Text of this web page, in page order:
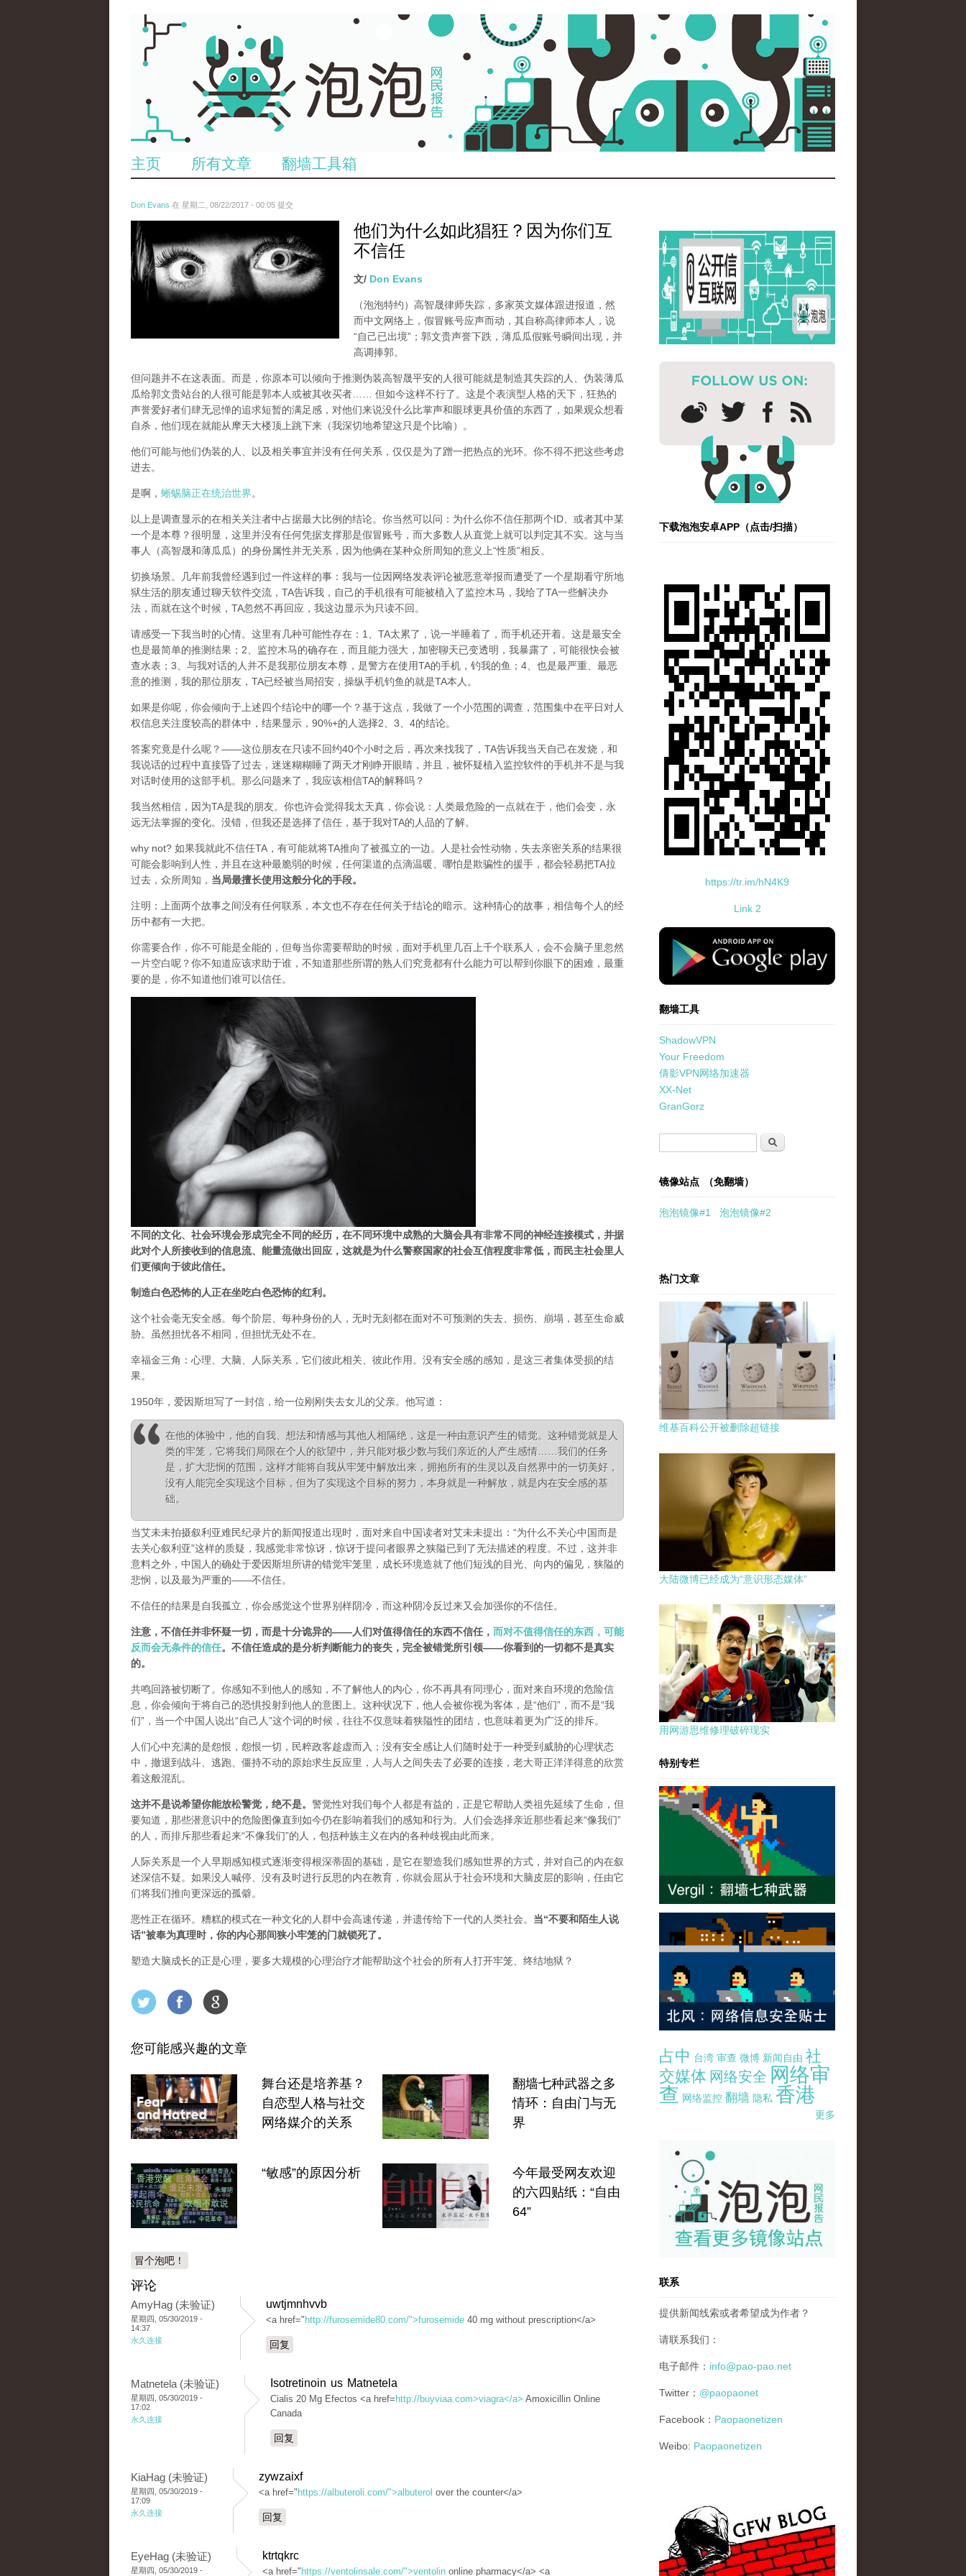
主页 所有文章 翻墙工具箱
Don Evans 在 星期二, 08/22/2017 - 00:05 提交
wechatimg28.jpeg
他们为什么如此猖狂？因为你们互
不信任
文/ Don Evans
（泡泡特约） 高智晟律师失踪，多家英文媒体跟进报道，然
而中文网络上，假冒账号应声而动，其自称高律师本人，说
“自己已出境”；郭文贵声誉下跌，薄瓜瓜假账号瞬间出现，并
高调捧郭。
但问题并不在这表面。而是，你原本可以倾向于推测伪装高智晟平安的人很可能就是制造其失踪的人、伪装薄瓜
瓜给郭文贵站台的人很可能是郭本人或被其收买者…… 但如今这样不行了。这是个表演型人格的天下，狂热的
声誉爱好者们肆无忌惮的追求短暂的满足感，对他们来说没什么比掌声和眼球更具价值的东西了，如果观众想看
自杀，他们现在就能从摩天大楼顶上跳下来（我深切地希望这只是个比喻）。
他们可能与他们伪装的人、以及相关事宜并没有任何关系，仅仅是为了蹭一把热点的光环。你不得不把这些考虑
进去。
是啊， 蜥蜴脑正在统治世界。
以上是调查显示的在相关关注者中占据最大比例的结论。你当然可以问：为什么你不信任那两个ID、或者其中某
一个是本尊？很明显，这里并没有任何凭据支撑那是假冒账号，而大多数人从直觉上就可以判定其不实。这与当
事人（高智晟和薄瓜瓜）的身份属性并无关系，因为他俩在某种众所周知的意义上“性质”相反。
切换场景。几年前我曾经遇到过一件这样的事：我与一位因网络发表评论被恶意举报而遭受了一个星期看守所地
狱生活的朋友通过聊天软件交流，TA告诉我，自己的手机很有可能被植入了监控木马，我给了TA一些解决办
法，而就在这个时候，TA忽然不再回应，我这边显示为只读不回。
请感受一下我当时的心情。这里有几种可能性存在：1、TA太累了，说一半睡着了，而手机还开着。这是最安全
也是最简单的推测结果；2、监控木马的确存在，而且能力强大，加密聊天已变透明，我暴露了，可能很快会被
查水表；3、与我对话的人并不是我那位朋友本尊，是警方在使用TA的手机，钓我的鱼；4、也是最严重、最恶
意的推测，我的那位朋友，TA已经被当局招安，操纵手机钓鱼的就是TA本人。
如果是你呢，你会倾向于上述四个结论中的哪一个？基于这点，我做了一个小范围的调查，范围集中在平日对人
权信息关注度较高的群体中，结果显示，90%+的人选择2、3、4的结论。
答案究竟是什么呢？——这位朋友在只读不回约40个小时之后，再次来找我了，TA告诉我当天自己在发烧，和
我说话的过程中直接昏了过去，迷迷糊糊睡了两天才刚睁开眼睛，并且，被怀疑植入监控软件的手机并不是与我
对话时使用的这部手机。那么问题来了，我应该相信TA的解释吗？
我当然相信，因为TA是我的朋友。你也许会觉得我太天真，你会说：人类最危险的一点就在于，他们会变，永
远无法掌握的变化。没错，但我还是选择了信任，基于我对TA的人品的了解。
why not? 如果我就此不信任TA，有可能就将TA推向了被孤立的一边。人是社会性动物，失去亲密关系的结果很
可能会影响到人性，并且在这种最脆弱的时候，任何渠道的点滴温暖、哪怕是欺骗性的援手，都会轻易把TA拉
过去，众所周知， 当局最擅长使用这般分化的手段。
注明：上面两个故事之间没有任何联系，本文也不存在任何关于结论的暗示。这种猜心的故事，相信每个人的经
历中都有一大把。
你需要合作，你不可能是全能的，但每当你需要帮助的时候，面对手机里几百上千个联系人，会不会脑子里忽然
一片空白呢？你不知道应该求助于谁，不知道那些所谓的熟人们究竟都有什么能力可以帮到你眼下的困难，最重
要的是，你不知道他们谁可以信任。
不同的文化、社会环境会形成完全不同的经历，在不同环境中成熟的大脑会具有非常不同的神经连接模式，并据
此对个人所接收到的信息流、能量流做出回应，这就是为什么警察国家的社会互信程度非常低，而民主社会里人
们更倾向于彼此信任。
制造白色恐怖的人正在坐吃白色恐怖的红利。
这个社会毫无安全感。每个阶层、每种身份的人，无时无刻都在面对不可预测的失去、损伤、崩塌，甚至生命威
胁。虽然担忧各不相同，但担忧无处不在。
幸福金三角：心理、大脑、人际关系，它们彼此相关、彼此作用。没有安全感的感知，是这三者集体受损的结
果。
1950年，爱因斯坦写了一封信，给一位刚刚失去女儿的父亲。他写道：
在他的体验中，他的自我、想法和情感与其他人相隔绝，这是一种由意识产生的错觉。这种错觉就是人
类的牢笼，它将我们局限在个人的欲望中，并只能对极少数与我们亲近的人产生感情……我们的任务
是，扩大悲悯的范围，这样才能将自我从牢笼中解放出来，拥抱所有的生灵以及自然界中的一切美好，
没有人能完全实现这个目标，但为了实现这个目标的努力，本身就是一种解放，就是内在安全感的基
础。
当艾未未拍摄叙利亚难民纪录片的新闻报道出现时，面对来自中国读者对艾未未提出：“为什么不关心中国而是
去关心叙利亚”这样的质疑，我感觉非常惊讶，惊讶于提问者眼界之狭隘已到了无法描述的程度。不过，这并非
意料之外，中国人的确处于爱因斯坦所讲的错觉牢笼里，成长环境造就了他们短浅的目光、向内的偏见，狭隘的
悲悯，以及最为严重的——不信任。
不信任的结果是自我孤立，你会感觉这个世界别样阴冷，而这种阴冷反过来又会加强你的不信任。
注意，不信任并非怀疑一切，而是十分诡异的——人们对值得信任的东西不信任， 而对不值得信任的东西，可能
反而会无条件的信任。不信任造成的是分析判断能力的丧失，完全被错觉所引领——你看到的一切都不是真实
的。
共鸣回路被切断了。你感知不到他人的感知，不了解他人的内心，你不再具有同理心，面对来自环境的危险信
息，你会倾向于将自己的恐惧投射到他人的意图上。这种状况下，他人会被你视为客体，是“他们”，而不是“我
们”， 当一个中国人说出“自己人”这个词的时候，往往不仅意味着狭隘性的团结，也意味着更为广泛的排斥。
人们心中充满的是怨恨，怨恨一切，民粹政客趁虚而入；没有安全感让人们随时处于一种受到威胁的心理状态
中，撤退到战斗、逃跑、僵持不动的原始求生反应里，人与人之间失去了必要的连接，老大哥正洋洋得意的欣赏
着这般混乱。
这并不是说希望你能放松警觉，绝不是。 警觉性对我们每个人都是有益的，正是它帮助人类祖先延续了生命，但
要知道，那些潜意识中的危险图像直到如今仍在影响着我们的感知和行为。人们会选择亲近那些看起来“像我们”
的人，而排斥那些看起来“不像我们”的人，包括种族主义在内的各种歧视由此而来。
人际关系是一个人早期感知模式逐渐变得根深蒂固的基础，是它在塑造我们感知世界的方式，并对自己的内在叙
述深信不疑。如果没人喊停、没有及时进行反思的内在教育，你就会屈从于社会环境和大脑皮层的影响，任由它
们将我们推向更深远的孤僻。
恶性正在循环。糟糕的模式在一种文化的人群中会高速传递，并遗传给下一代的人类社会。 当“不要和陌生人说
话”被奉为真理时，你的内心那间狭小牢笼的门就锁死了。
塑造大脑成长的正是心理，要多大规模的心理治疗才能帮助这个社会的所有人打开牢笼、终结地狱？
您可能感兴趣的文章
舞台还是培养基？
自恋型人格与社交
网络媒介的关系
翻墙七种武器之多
情环：自由门与无
界
“敏感”的原因分析
今年最受网友欢迎
的六四贴纸：“自由
64”
冒个泡吧！
评论
AmyHag (未验证)
星期四, 05/30/2019 -
14:37
永久连接
uwtjmnhvvb
<a href=" http://furosemide80.com/">furosemide 40 mg without prescription</a>
回复
Matnetela (未验证)
星期四, 05/30/2019 -
17:02
永久连接
Isotretinoin us Matnetela
Cialis 20 Mg Efectos <a href= http://buyviaa.com>viagra</a> Amoxicillin Online
Canada
回复
KiaHag (未验证)
星期四, 05/30/2019 -
17:09
永久连接
zywzaixf
<a href=" https://albuteroli.com/">albuterol over the counter</a>
回复
EyeHag (未验证)
星期四, 05/30/2019 -
ktrtqkrc
<a href=" https://ventolinsale.com/">ventolin online pharmacy</a> <a
下载泡泡安卓APP（点击/扫描）
https://tr.im/hN4K9
Link 2
standard-icon-googleplay-app-store.png
翻墙工具
ShadowVPN
Your Freedom
倩影VPN网络加速器
XX-Net
GranGorz
搜索
镜像站点 （免翻墙）
泡泡镜像#1 泡泡镜像#2
热门文章
维基百科公开被删除超链接
大陆微博已经成为“意识形态媒体”
用网游思维修理破碎现实
特别专栏
占中 台湾 审查 微博 新闻自由 社
交媒体 网络安全 网络审
查 网络监控 翻墙 隐私 香港
更多
pao-pao-banner-mirror-site-120814.jpg
联系
提供新闻线索或者希望成为作者？
请联系我们：
电子邮件： info@pao-pao.net
Twitter： @paopaonet
Facebook： Paopaonetizen
Weibo: Paopaonetizen
gfw_blog_small.jpg